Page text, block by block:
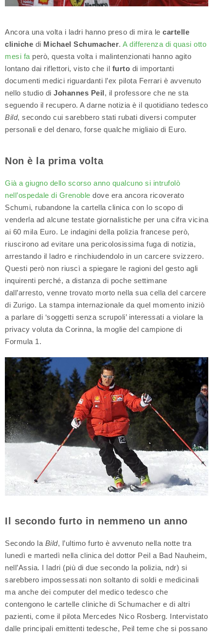
Ancora una volta i ladri hanno preso di mira le cartelle
cliniche di Michael Schumacher. A differenza di quasi otto
mesi fa però, questa volta i malintenzionati hanno agito
lontano dai riflettori, visto che il furto di importanti
documenti medici riguardanti l’ex pilota Ferrari è avvenuto
nello studio di Johannes Peil, il professore che ne sta
seguendo il recupero. A darne notizia è il quotidiano tedesco
Bild, secondo cui sarebbero stati rubati diversi computer
personali e del denaro, forse qualche migliaio di Euro.
Non è la prima volta
Già a giugno dello scorso anno qualcuno si intrufolò
nell’ospedale di Grenoble dove era ancora ricoverato
Schumi, rubandone la cartella clinica con lo scopo di
venderla ad alcune testate giornalistiche per una cifra vicina
ai 60 mila Euro. Le indagini della polizia francese però,
riuscirono ad evitare una pericolosissima fuga di notizia,
arrestando il ladro e rinchiudendolo in un carcere svizzero.
Questi però non riuscì a spiegare le ragioni del gesto agli
inquirenti perché, a distanza di poche settimane
dall’arresto, venne trovato morto nella sua cella del carcere
di Zurigo. La stampa internazionale da quel momento iniziò
a parlare di ‘soggetti senza scrupoli’ interessati a violare la
privacy voluta da Corinna, la moglie del campione di
Formula 1.
Il secondo furto in nemmeno un anno
Secondo la Bild, l’ultimo furto è avvenuto nella notte tra
lunedì e martedì nella clinica del dottor Peil a Bad Nauheim,
nell’Assia. I ladri (più di due secondo la polizia, ndr) si
sarebbero impossessati non soltanto di soldi e medicinali
ma anche dei computer del medico tedesco che
contengono le cartelle cliniche di Schumacher e di altri
pazienti, come il pilota Mercedes Nico Rosberg. Intervistato
dalle principali emittenti tedesche, Peil teme che si possano